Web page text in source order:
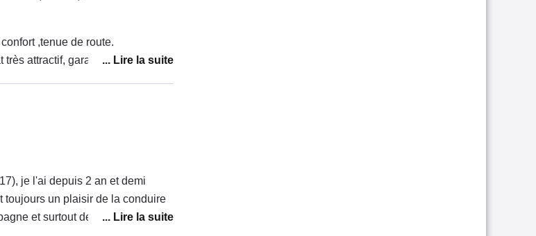
,tenue de route.
très attractif, garantie 10 ans
je l'ai depuis 2 an et demi
toujours un plaisir de la conduire
et surtout de la ville, je suis